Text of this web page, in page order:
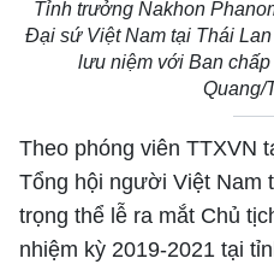
Tỉnh trưởng Nakhon
Đại sứ Việt Nam tại Thái
lưu niệm với Ban
Quang/
Theo phóng viên TTXVN
Tổng hội người Việt Nam
trọng thể lễ ra mắt Chủ
nhiệm kỳ 2019-2021 tại